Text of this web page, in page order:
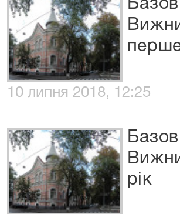
10 липня 2018, 12:25
рік